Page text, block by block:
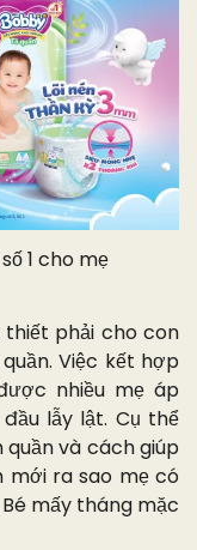
1 cho mẹ
phải cho con
Việc kết hợp
nhiều mẹ áp
lẫy lật. Cụ thể
và cách giúp
mới ra sao mẹ có
mấy tháng mặc